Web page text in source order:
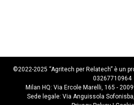
©2022-2025 “Agritech per Relatech” è un
03267710964
Milan HQ: Via Ercole Marelli, 165 -
Sede legale: Via Anguissola